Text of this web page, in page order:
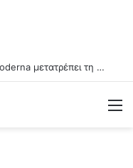
Πώς το νέο εμβόλιο mRNA της Moderna μετατρέπει τη γιαγιά σε βιολογικό όπλο